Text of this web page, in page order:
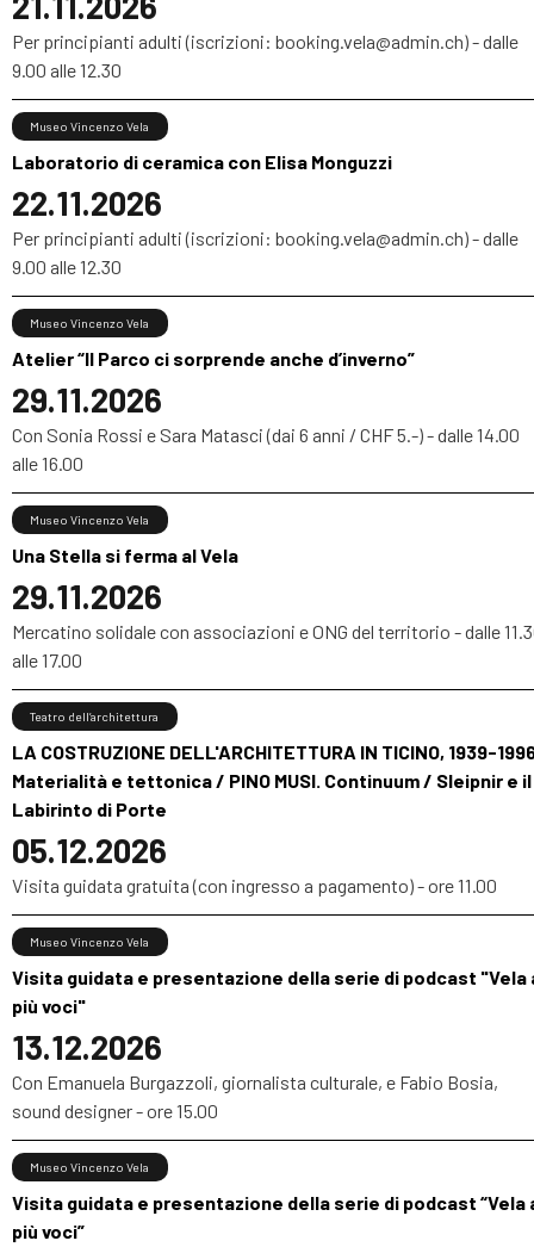
Per principianti adulti (iscrizioni: booking.vela@admin.ch) - dalle
9.00 alle 12.30
Laboratorio di ceramica con Elisa Monguzzi
22.11.2026
Museo Vincenzo Vela
Per principianti adulti (iscrizioni: booking.vela@admin.ch) - dalle
9.00 alle 12.30
Atelier “Il Parco ci sorprende anche d’inverno”
29.11.2026
Museo Vincenzo Vela
Con Sonia Rossi e Sara Matasci (dai 6 anni / CHF 5.-) - dalle 14.00
alle 16.00
Una Stella si ferma al Vela
29.11.2026
Museo Vincenzo Vela
Mercatino solidale con associazioni e ONG del territorio - dalle
alle 17.00
LA COSTRUZIONE DELL'ARCHITETTURA IN TICINO, 1939-
Materialità e tettonica / PINO MUSI. Continuum / Sleipnir e il
Labirinto di Porte
05.12.2026
Teatro dell’architettura
Visita guidata gratuita (con ingresso a pagamento) - ore 11.00
Visita guidata e presentazione della serie di podcast "Vela
più voci"
13.12.2026
Museo Vincenzo Vela
Con Emanuela Burgazzoli, giornalista culturale, e Fabio Bosia,
sound designer - ore 15.00
Visita guidata e presentazione della serie di podcast “Vela
più voci”
Museo Vincenzo Vela